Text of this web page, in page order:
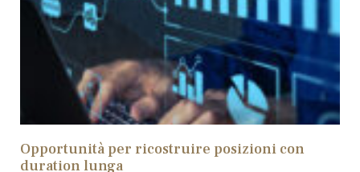
Opportunità per ricostruire posizioni con
duration lunga